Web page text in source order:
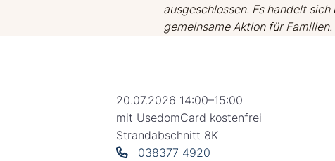
ausgeschlossen. Es handelt sich
gemeinsame Aktion für Familien.
20.07.2026 14:00–15:00
mit UsedomCard kostenfrei
Strandabschnitt 8K
038377 4920